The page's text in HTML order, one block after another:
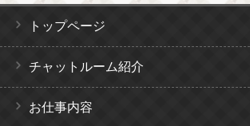
トップページ
チャットルーム紹介
お仕事内容